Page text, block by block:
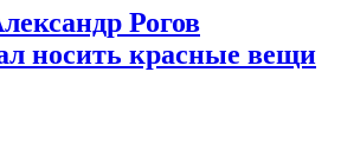
Рогов
носить красные вещи